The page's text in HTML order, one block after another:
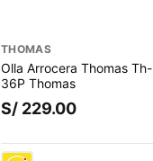
THOMAS
Olla Arrocera Thomas Th-
36P Thomas
S/ 229.00